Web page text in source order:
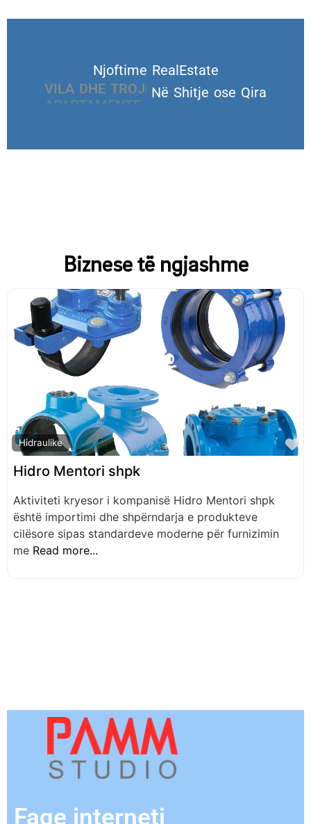
Njoftime RealEstate
VILA DHE TROJE
Biznese të ngjashme
Hidraulike
Hidro Mentori shpk
Aktiviteti kryesor i kompanisë Hidro Mentori shpk
është importimi dhe shpërndarja e produkteve
cilësore sipas standardeve moderne për furnizimin